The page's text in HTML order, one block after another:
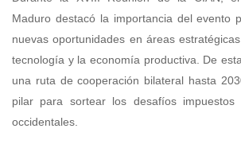
Maduro destacó la importancia del evento
nuevas oportunidades en áreas
tecnología y la economía productiva. De
una ruta de cooperación bilateral hasta
pilar para sortear los desafíos impuestos
occidentales.